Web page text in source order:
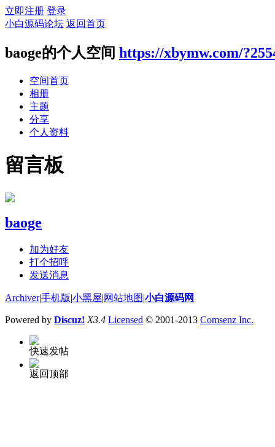
立即注册 登录
小白源码论坛 返回首页
baoge的个人空间 https://xbymw.com/
空间首页
相册
主题
分享
个人资料
留言板
baoge
加为好友
打个招呼
发送消息
Archiver|手机版|小黑屋|网站地图|小白源码网
Powered by Discuz! X3.4 Licensed © 2001-2013 Comsenz Inc.
快速发帖
返回顶部